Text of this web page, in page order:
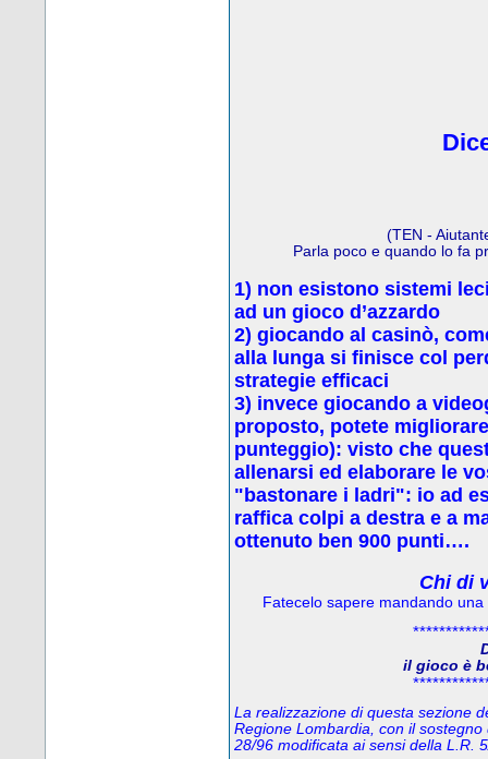
(TEN -
Parla poco e quando lo fa
1) non esistono sistemi
ad un gioco d’azzardo
2) giocando al casinò,
alla lunga si finisce col
strategie efficaci
3) invece giocando a
proposto, potete
punteggio): visto che
allenarsi ed elaborare le
"bastonare i ladri": io ad
raffica colpi a destra e a
ottenuto ben 900 punti….
Chi di
Fatecelo sapere mandando
il gioco è
La realizzazione di questa sezione
Regione Lombardia, con il
28/96 modificata ai sensi della L.R.